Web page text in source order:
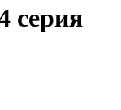
серия